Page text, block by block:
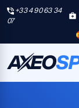
+33 4 90 63 34
07